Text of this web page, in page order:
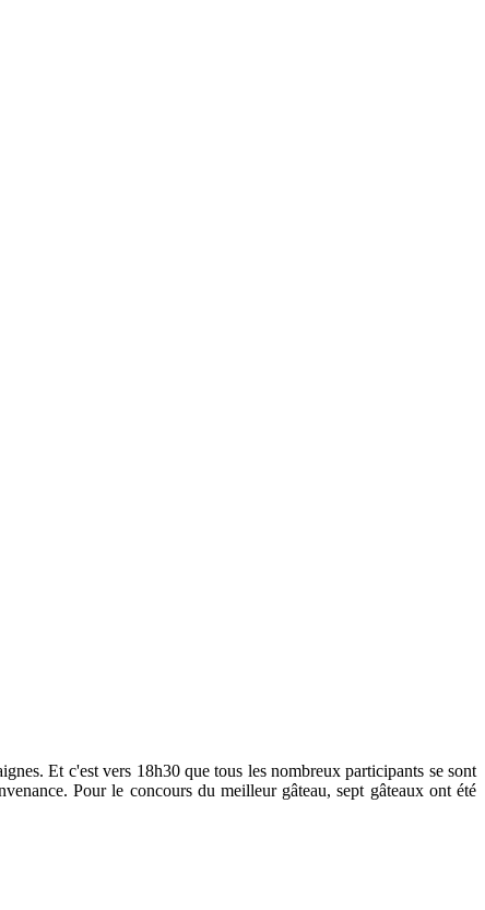
Et c'est vers 18h30 que tous les nombreux participants se sont
Pour le concours du meilleur gâteau, sept gâteaux ont été